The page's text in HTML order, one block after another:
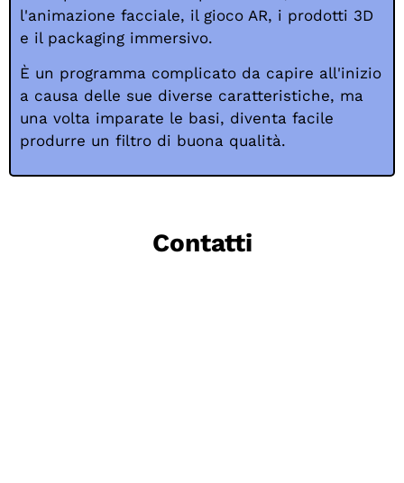
l'animazione facciale, il gioco AR, i prodotti 3D
e il packaging immersivo.
È un programma complicato da capire all'inizio
a causa delle sue diverse caratteristiche, ma
una volta imparate le basi, diventa facile
produrre un filtro di buona qualità.
Contatti